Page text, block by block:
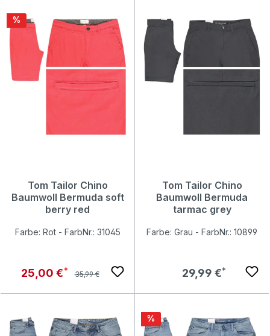
Rabatt
%
Tom Tailor Chino
Baumwoll Bermuda soft
berry red
Farbe: Rot - FarbNr.: 31045
Verkaufspreis:
25,00 € Regulärer Preis:
35,99 €
Tom Tailor Chino
Baumwoll Bermuda
tarmac grey
Farbe: Grau - FarbNr.: 10899
Regulärer Preis:
29,99 €
Rabatt
%